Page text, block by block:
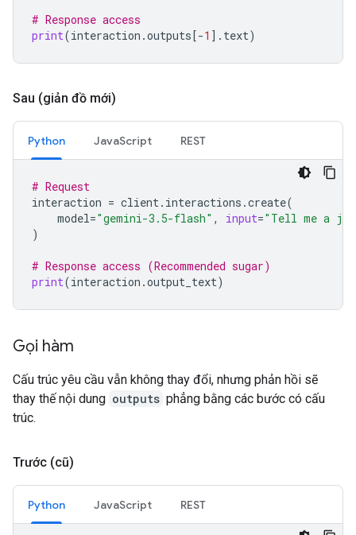
# Response access
print(interaction .outputs[-1 ] . text)
Sau (giản đồ mới)
Python JavaScript REST
# Request
interaction = client. interactions .create(
model="gemini-3.5-flash" , input="Tell me a
)
# Response access (Recommended sugar)
print(interaction .output_text)
Gọi hàm
Cấu trúc yêu cầu vẫn không thay đổi, nhưng phản hồi sẽ
thay thế nội dung outputs phẳng bằng các bước có cấu
trúc.
Trước (cũ)
Python JavaScript REST